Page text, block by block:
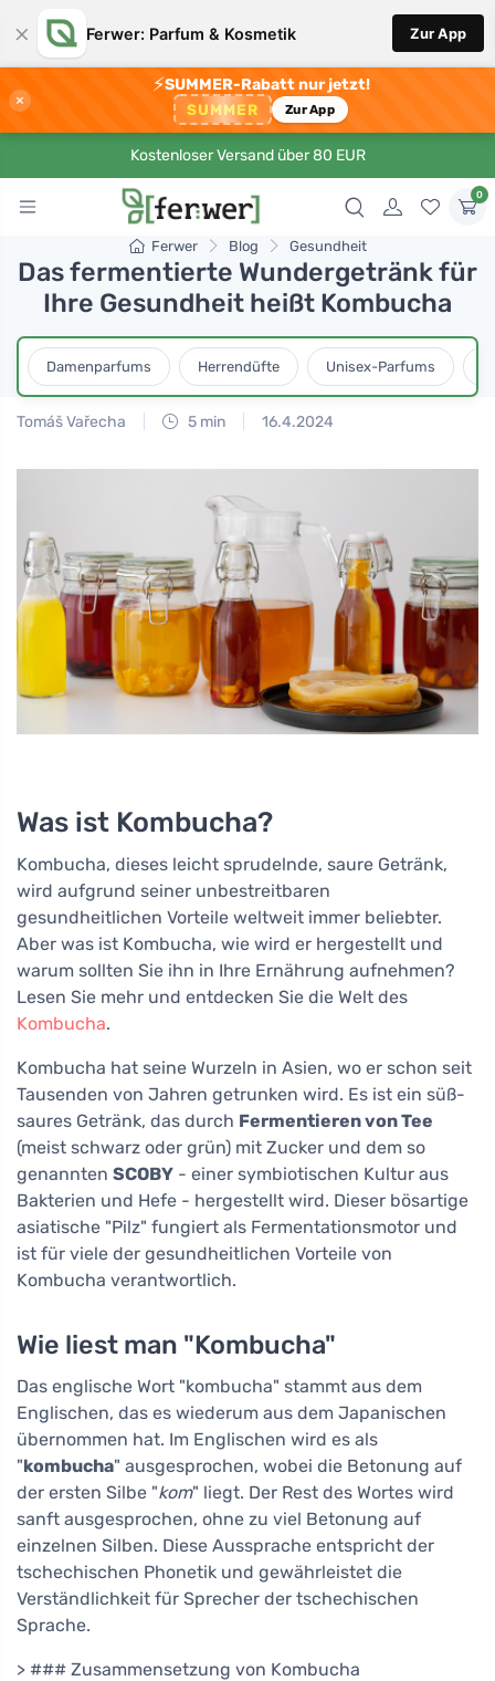
× Ferwer: Parfum & Kosmetik Zur App
×
⚡SUMMER-Rabatt nur jetzt!
SUMMER Zur App
Kostenloser Versand über 80 EUR
0
Ferwer Blog Gesundheit
Das fermentierte Wundergetränk für
Ihre Gesundheit heißt Kombucha
Damenparfums Herrendüfte Unisex-Parfums
Tomáš Vařecha 5 min 16.4.2024
Was ist Kombucha?
Kombucha, dieses leicht sprudelnde, saure Getränk,
wird aufgrund seiner unbestreitbaren
gesundheitlichen Vorteile weltweit immer beliebter.
Aber was ist Kombucha, wie wird er hergestellt und
warum sollten Sie ihn in Ihre Ernährung aufnehmen?
Lesen Sie mehr und entdecken Sie die Welt des
Kombucha.
Kombucha hat seine Wurzeln in Asien, wo er schon seit
Tausenden von Jahren getrunken wird. Es ist ein süß-
saures Getränk, das durch Fermentieren von Tee
(meist schwarz oder grün) mit Zucker und dem so
genannten SCOBY - einer symbiotischen Kultur aus
Bakterien und Hefe - hergestellt wird. Dieser bösartige
asiatische "Pilz" fungiert als Fermentationsmotor und
ist für viele der gesundheitlichen Vorteile von
Kombucha verantwortlich.
Wie liest man "Kombucha"
Das englische Wort "kombucha" stammt aus dem
Englischen, das es wiederum aus dem Japanischen
übernommen hat. Im Englischen wird es als
"kombucha" ausgesprochen, wobei die Betonung auf
der ersten Silbe "kom" liegt. Der Rest des Wortes wird
sanft ausgesprochen, ohne zu viel Betonung auf
einzelnen Silben. Diese Aussprache entspricht der
tschechischen Phonetik und gewährleistet die
Verständlichkeit für Sprecher der tschechischen
Sprache.
> ### Zusammensetzung von Kombucha